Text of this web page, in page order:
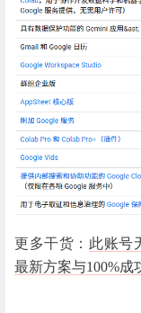
更多干货： 此账号
最新方案与100%成